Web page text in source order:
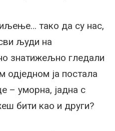
тако да су нас,
људи на
знатижељно гледали
одједном ја постала
– уморна, јадна с
бити као и други?